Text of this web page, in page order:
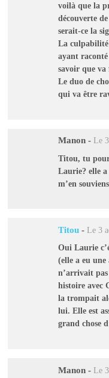
voilà que la
découverte
serait-ce la
La
ayant raconté
savoir que
Le duo de
qui va être
Manon - Le
Titou, tu
Laurie? elle
m’en
Titou - Le 3
Oui Laurie
(elle a eu
n’arrivait pas
histoire avec
la trompait
lui. Elle est
grand chose
Manon - Le